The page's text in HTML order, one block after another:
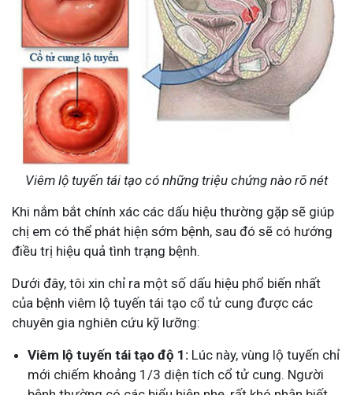
Viêm lộ tuyến tái tạo có những triệu chứng nào rõ nét
Khi nắm bắt chính xác các dấu hiệu thường gặp sẽ giúp
chị em có thể phát hiện sớm bệnh, sau đó sẽ có hướng
điều trị hiệu quả tình trạng bệnh.
Dưới đây, tôi xin chỉ ra một số dấu hiệu phổ biến nhất
của bệnh viêm lộ tuyến tái tạo cổ tử cung được các
chuyên gia nghiên cứu kỹ lưỡng:
Viêm lộ tuyến tái tạo độ 1: Lúc này, vùng lộ tuyến chỉ
mới chiếm khoảng 1/3 diện tích cổ tử cung. Người